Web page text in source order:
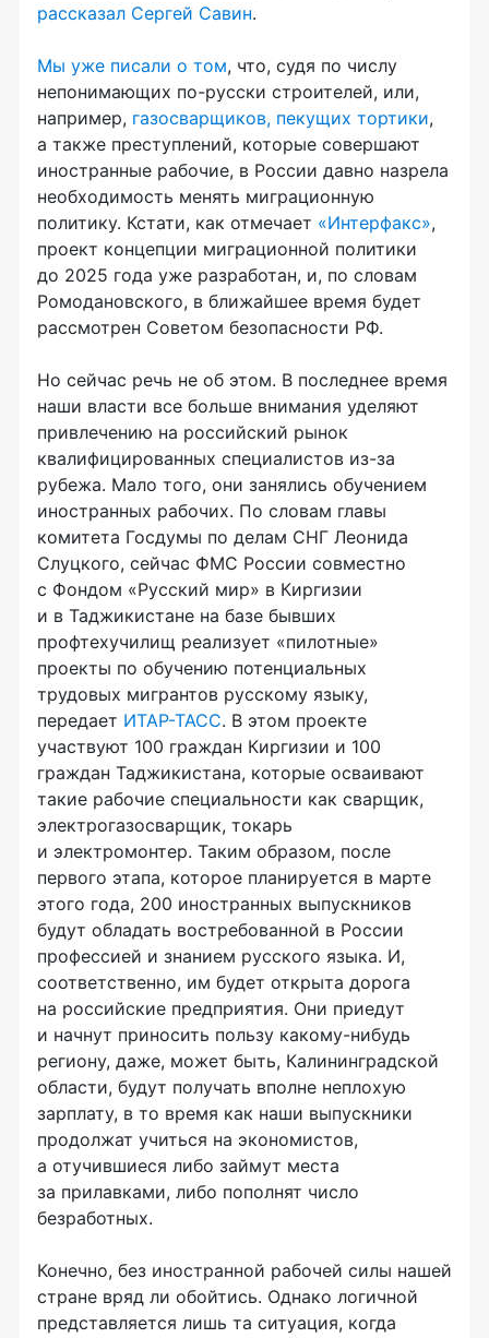
рассказал Сергей Савин.
Мы уже писали о том, что, судя по числу
непонимающих по-русски строителей, или,
например, газосварщиков, пекущих тортики,
а также преступлений, которые совершают
иностранные рабочие, в России давно назрела
необходимость менять миграционную
политику. Кстати, как отмечает «Интерфакс»,
проект концепции миграционной политики
до 2025 года уже разработан, и, по словам
Ромодановского, в ближайшее время будет
рассмотрен Советом безопасности РФ.
Но сейчас речь не об этом. В последнее время
наши власти все больше внимания уделяют
привлечению на российский рынок
квалифицированных специалистов из-за
рубежа. Мало того, они занялись обучением
иностранных рабочих. По словам главы
комитета Госдумы по делам СНГ Леонида
Слуцкого, сейчас ФМС России совместно
с Фондом «Русский мир» в Киргизии
и в Таджикистане на базе бывших
профтехучилищ реализует «пилотные»
проекты по обучению потенциальных
трудовых мигрантов русскому языку,
передает ИТАР-ТАСС. В этом проекте
участвуют 100 граждан Киргизии и 100
граждан Таджикистана, которые осваивают
такие рабочие специальности как сварщик,
электрогазосварщик, токарь
и электромонтер. Таким образом, после
первого этапа, которое планируется в марте
этого года, 200 иностранных выпускников
будут обладать востребованной в России
профессией и знанием русского языка. И,
соответственно, им будет открыта дорога
на российские предприятия. Они приедут
и начнут приносить пользу какому-нибудь
региону, даже, может быть, Калининградской
области, будут получать вполне неплохую
зарплату, в то время как наши выпускники
продолжат учиться на экономистов,
а отучившиеся либо займут места
за прилавками, либо пополнят число
безработных.
Конечно, без иностранной рабочей силы нашей
стране вряд ли обойтись. Однако логичной
представляется лишь та ситуация, когда